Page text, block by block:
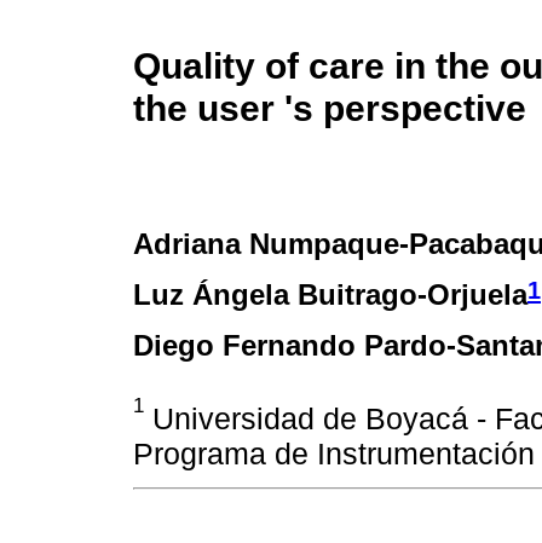
Quality of care in the
the user 's perspective
Adriana Numpaque-
Luz Ángela Buitrago-Orjuela1
Diego Fernando Pardo-
1 Universidad de Boyacá -
Programa de